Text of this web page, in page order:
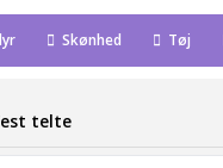
Skønhed Tøj
telte